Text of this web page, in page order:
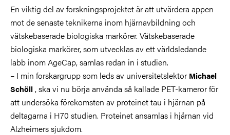
En viktig del av forskningsprojektet är att utvärdera appen
mot de senaste teknikerna inom hjärnavbildning och
vätskebaserade biologiska markörer. Vätskebaserade
biologiska markörer, som utvecklas av ett världsledande
labb inom AgeCap, samlas redan in i studien.
– I min forskargrupp som leds av universitetslektor Michael
Schöll , ska vi nu börja använda så kallade PET-kameror för
att undersöka förekomsten av proteinet tau i hjärnan på
deltagarna i H70 studien. Proteinet ansamlas i hjärnan vid
Alzheimers sjukdom.